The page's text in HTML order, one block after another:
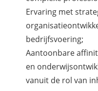
Ervaring met
bedrijfsvoering;
Aantoonbare
en
vanuit de rol van